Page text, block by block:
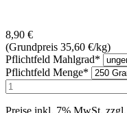
8,90 €
(Grundpreis 35,60 €/kg)
Pflichtfeld Mahlgrad*
Pflichtfeld Menge*